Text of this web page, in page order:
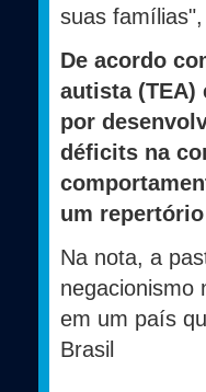
suas famílias",
De acordo
autista (TEA)
por
déficits na
um
Na nota, a
negacionismo
em um país
Brasil